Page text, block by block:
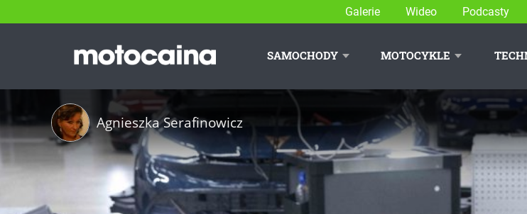
Galerie Wideo Podcasty
SAMOCHODY MOTOCYKLE
Agnieszka Serafinowicz